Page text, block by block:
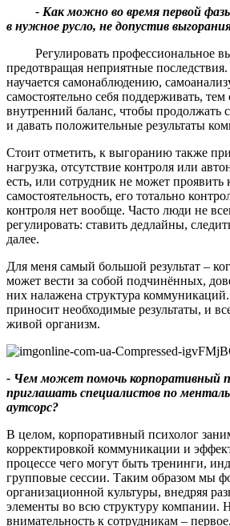
- Как можно во время первой фазы
в нужное русло, не допустив
Регулировать профессиональное
предотвращая неприятные последствия.
научается самонаблюдению,
самостоятельно себя поддерживать,
внутренний баланс, чтобы продолжать
и давать положительные результаты
Стоит отметить, к выгоранию также
нагрузка, отсутствие контроля или
есть, или сотрудник не может проявить
самостоятельность, его тотально
контроля нет вообще. Часто люди не
регулировать: ставить дедлайны,
далее.
Для меня самый большой результат –
может вести за собой подчинённых,
них налажена структура
приносит необходимые результаты, и
живой организм.
- Чем может помочь корпоративный
приглашать специалистов по
аутсорс?
В целом, корпоративный психолог
корректировкой коммуникации и
процессе чего могут быть тренинги,
групповые сессии. Таким образом мы
организационной культуры, внедряя
элементы во всю структуру компании.
внимательность к сотрудникам –